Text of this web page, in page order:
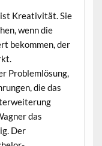
Kreativität. Sie
wenn die
bekommen, der
Problemlösung,
die das
das
Der